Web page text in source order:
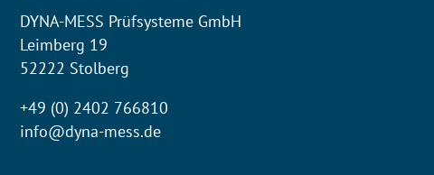
DYNA-MESS Prüfsysteme GmbH
Leimberg 19
52222 Stolberg
+49 (0) 2402 766810
info@dyna-mess.de